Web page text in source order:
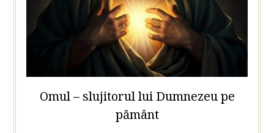
Omul – slujitorul lui Dumnezeu pe
pământ